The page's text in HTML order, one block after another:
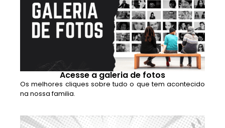
Acesse a galeria de fotos
Os melhores cliques sobre tudo o que tem acontecido
na nossa familia.